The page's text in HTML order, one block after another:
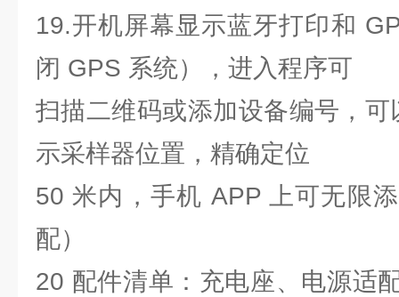
19.开机屏幕显示蓝牙打印和
闭 GPS 系统），进入程序可
扫描二维码或添加设备编号，
示采样器位置，精确定位
50 米内，手机 APP 上可无限
配）
20 配件清单：充电座、电源适